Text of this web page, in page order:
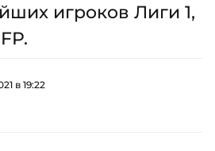
игроков Лиги 1,
в 19:22